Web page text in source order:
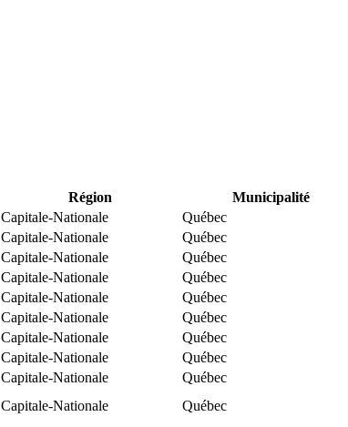
Région Municipalité
Capitale-Nationale
Québec
Capitale-Nationale
Québec
Capitale-Nationale
Québec
Capitale-Nationale
Québec
Capitale-Nationale
Québec
Capitale-Nationale
Québec
Capitale-Nationale
Québec
Capitale-Nationale
Québec
Capitale-Nationale
Québec
Capitale-Nationale Québec